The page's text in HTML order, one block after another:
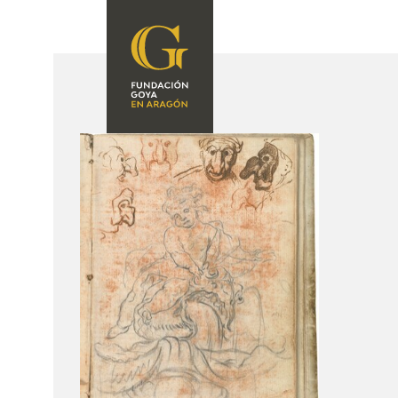
FOUNDATION
SOMOS
CIDG
CORPORATE
ACTION
SEDE
CONTACT
ACTIVIDADES